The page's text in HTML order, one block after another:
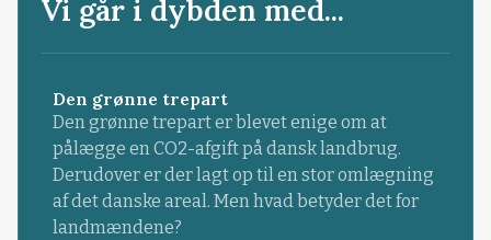
Vi går i dybden med...
Den grønne trepart
Den grønne trepart er blevet enige om at
pålægge en CO2-afgift på dansk landbrug.
Derudover er der lagt op til en stor omlægning
af det danske areal. Men hvad betyder det for
landmændene?